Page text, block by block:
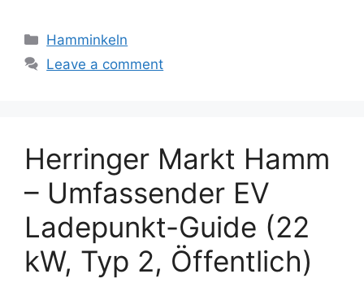
Categories
Hamminkeln
Leave a comment
Herringer Markt Hamm
– Umfassender EV
Ladepunkt-Guide (22
kW, Typ 2, Öffentlich)